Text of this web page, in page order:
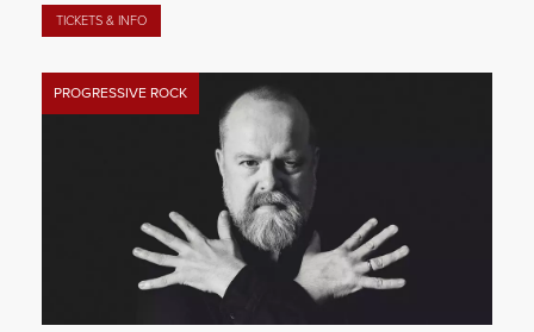
TICKETS & INFO
PROGRESSIVE ROCK